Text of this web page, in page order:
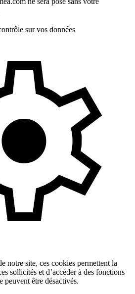
sur vos données
notre site, ces cookies permettent la
sollicités et d’accéder à des fonctions
peuvent être désactivés.